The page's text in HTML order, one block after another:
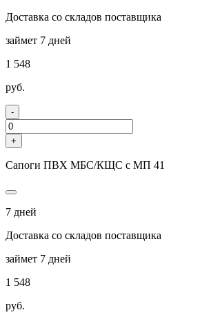
Доставка со складов поставщика
займет 7 дней
1 548
руб.
-
+
Сапоги ПВХ МБС/КЩС с МП 41
7 дней
Доставка со складов поставщика
займет 7 дней
1 548
руб.